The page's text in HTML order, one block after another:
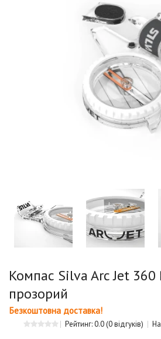
Компас Silva Arc Jet
прозорий
Безкоштовна доставка!
Рейтинг: 0.0(0 відгуків)